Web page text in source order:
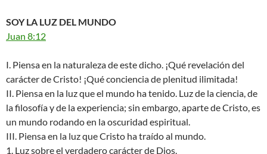
SOY LA LUZ DEL MUNDO
Juan 8:12
I. Piensa en la naturaleza de este dicho. ¡Qué revelación del
carácter de Cristo! ¡Qué conciencia de plenitud ilimitada!
II. Piensa en la luz que el mundo ha tenido. Luz de la ciencia, de
la filosofía y de la experiencia; sin embargo, aparte de Cristo, es
un mundo rodando en la oscuridad espiritual.
III. Piensa en la luz que Cristo ha traído al mundo.
1. Luz sobre el verdadero carácter de Dios.